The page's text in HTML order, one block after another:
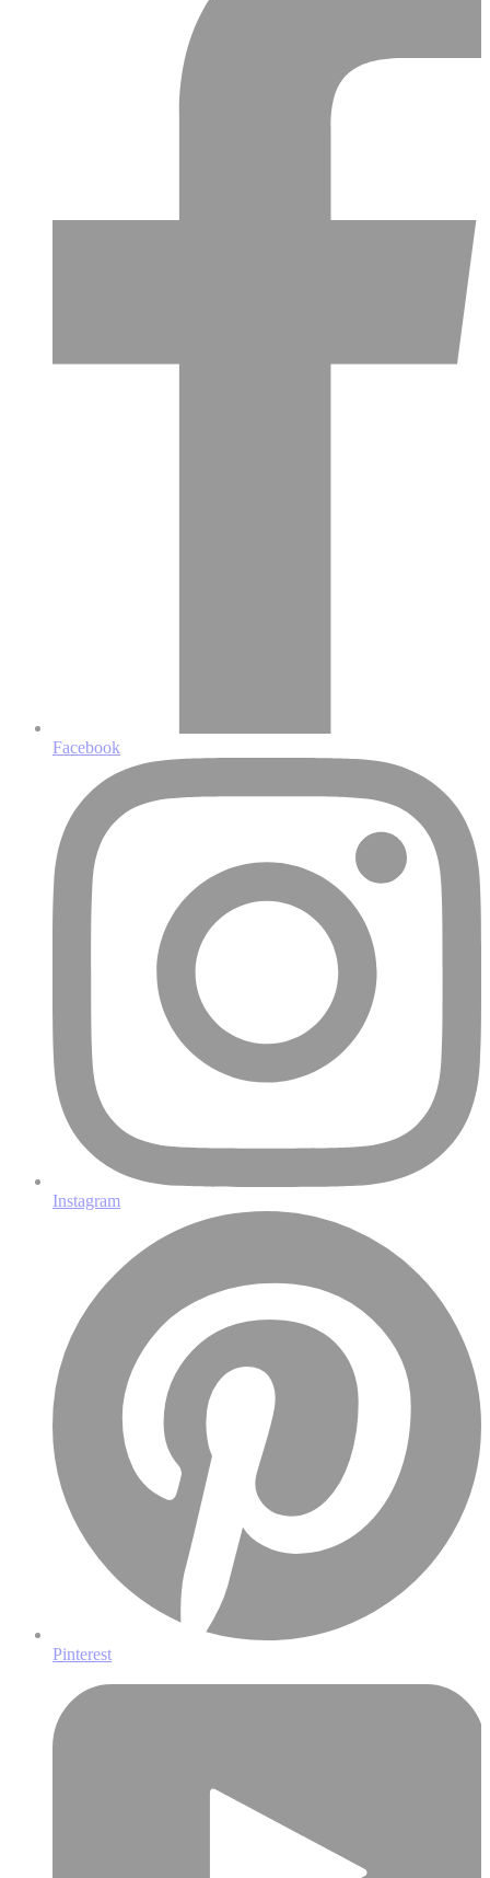
Facebook
Instagram
Pinterest